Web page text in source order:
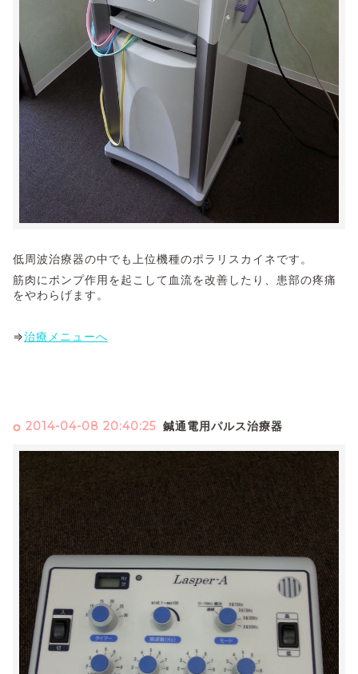
低周波治療器の中でも上位機種のポラリスカイネです。
筋肉にポンプ作用を起こして血流を改善したり、患部の疼痛
をやわらげます。
⇒治療メニューへ
2014-04-08 20:40:25 鍼通電用パルス治療器